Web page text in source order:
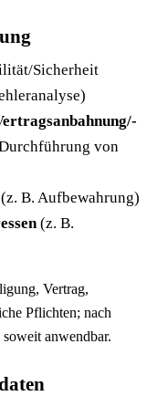
Sicherheit
von
(z. B. Aufbewahrung)
(z. B.
Vertrag,
Pflichten; nach
anwendbar.